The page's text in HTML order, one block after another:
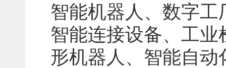
智能机器人、数字
智能连接设备、工
形机器人、智能自